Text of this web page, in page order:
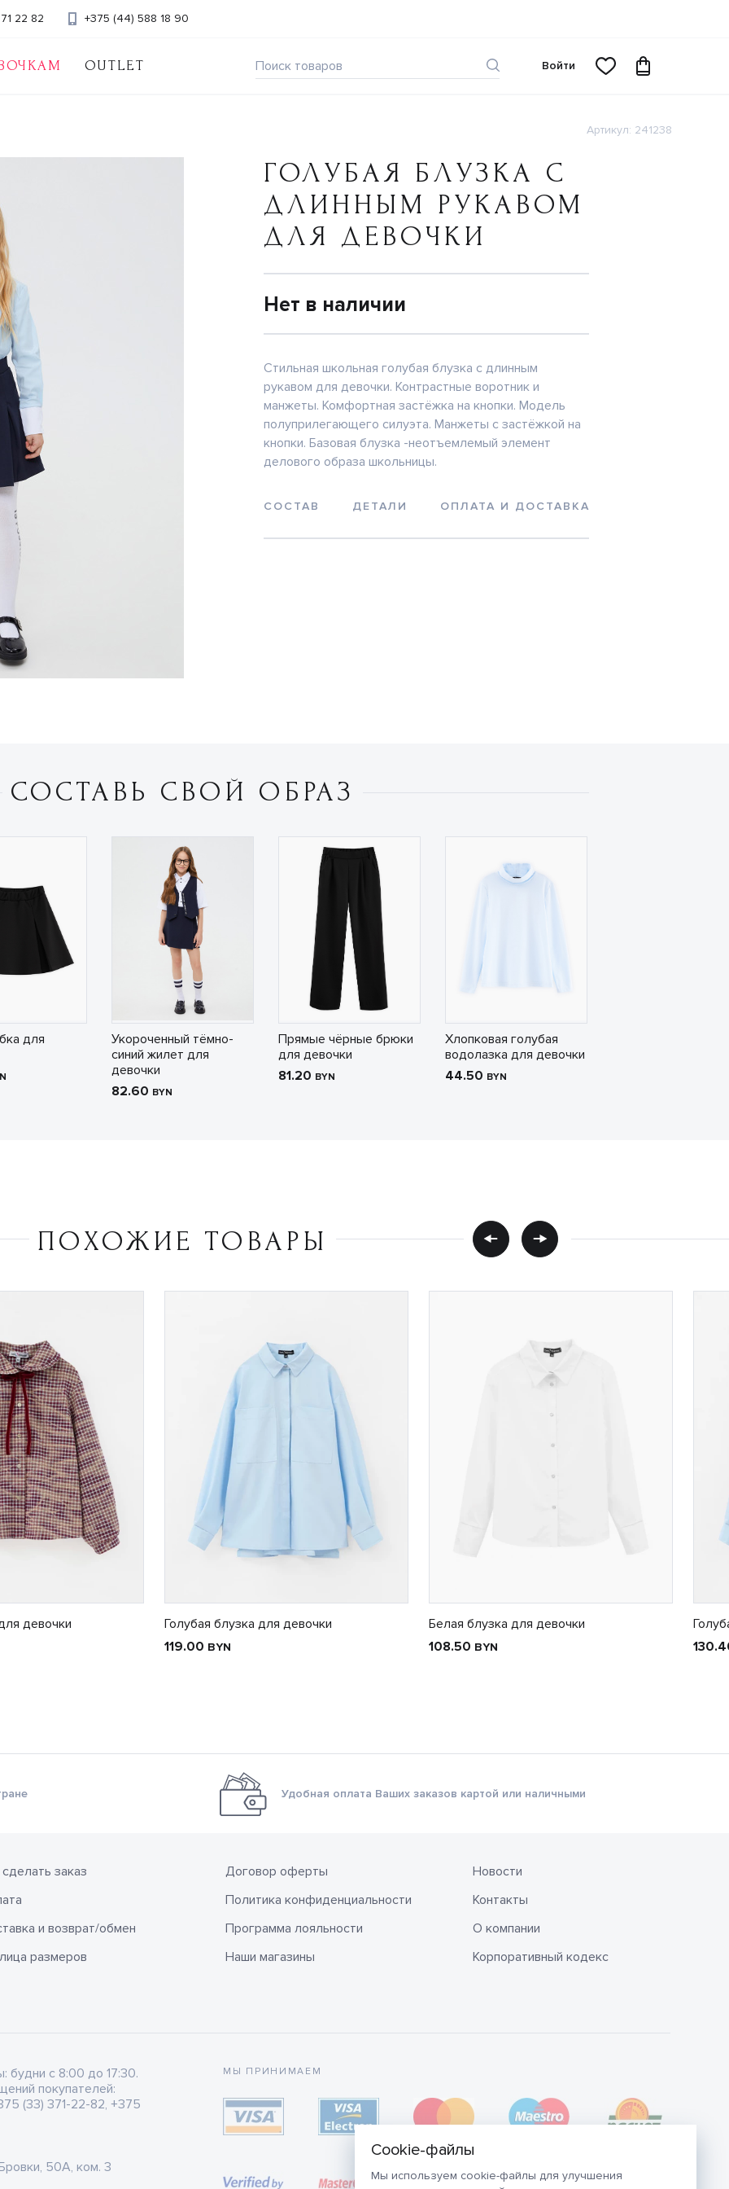
Мы используем cookie-файлы для улучшения
OUTLET
22 82 +375 (44) 588 18 90
Войти
Артикул: 241238
ГОЛУБАЯ БЛУЗКА С
ДЛИННЫМ РУКАВОМ
ДЛЯ ДЕВОЧКИ
Нет в наличии
Стильная школьная голубая блузка с длинным
рукавом для девочки. Контрастные воротник и
манжеты. Комфортная застёжка на кнопки. Модель
полуприлегающего силуэта. Манжеты с застёжкой на
кнопки. Базовая блузка -неотъемлемый элемент
делового образа школьницы.
СОСТАВ ДЕТАЛИ ОПЛАТА И ДОСТАВКА
СОСТАВЬ СВОЙ ОБРАЗ
для
Укороченный тёмно-
синий жилет для
девочки
82.60 BYN
Прямые чёрные брюки
для девочки
81.20 BYN
Хлопковая голубая
водолазка для девочки
44.50 BYN
ПОХОЖИЕ ТОВАРЫ
девочки
Голубая блузка для девочки
119.00 BYN
Белая блузка для девочки
108.50 BYN
Удобная оплата Ваших заказов картой или наличными
заказ
и возврат/обмен
размеров
Договор оферты
Политика конфиденциальности
Программа лояльности
Наши магазины
Новости
Контакты
О компании
Корпоративный кодекс
с 8:00 до 17:30.
покупателей:
(33) 371-22-82, +375
50А, ком. 3
МЫ ПРИНИМАЕМ